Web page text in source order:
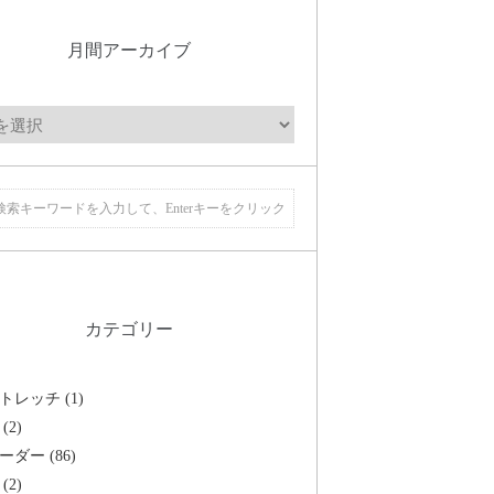
月間アーカイブ
カテゴリー
レッチ (1)
ダー (86)